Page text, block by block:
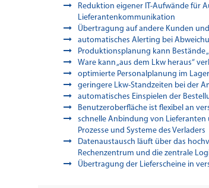
Reduktion eigener IT-Aufwände für
Lieferantenkommunikation
Übertragung auf andere Kunden
automatisches Alerting bei
Produktionsplanung kann Bestände
Ware kann „aus dem Lkw heraus“
optimierte Personalplanung im Lager
geringere Lkw-Standzeiten bei der
automatisches Einspielen der
Benutzeroberfläche ist flexibel an
schnelle Anbindung von Lieferanten
Prozesse und Systeme des Verladers
Datenaustausch läuft über das
Rechenzentrum und die zentrale
Übertragung der Lieferscheine in